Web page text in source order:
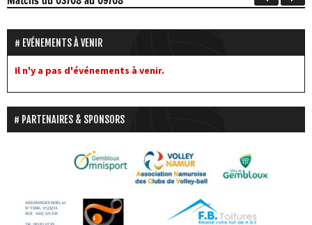
EVÉNEMENTS À VENIR
Il n'y a pas d'événements à venir.
PARTENAIRES & SPONSORS